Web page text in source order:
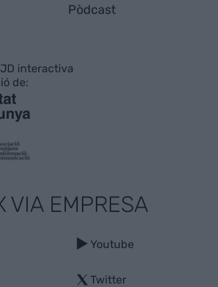
Pòdcast
interactiva
de:
VIA EMPRESA
Youtube
Twitter